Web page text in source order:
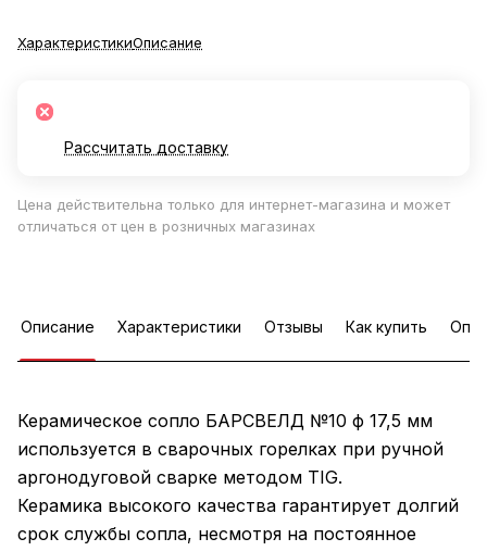
ХарактеристикиОписание
Рассчитать доставку
Цена действительна только для интернет-магазина и может
отличаться от цен в розничных магазинах
Описание Характеристики Отзывы Как купить
Керамическое сопло БАРСВЕЛД №10 ф 17,5 мм
используется в сварочных горелках при ручной
аргонодуговой сварке методом TIG.
Керамика высокого качества гарантирует долгий
срок службы сопла, несмотря на постоянное